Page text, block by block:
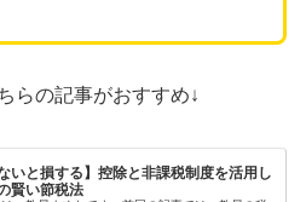
らの記事がおすすめ↓
ないと損する】控除と非課税制度を活用し
賢い節税法